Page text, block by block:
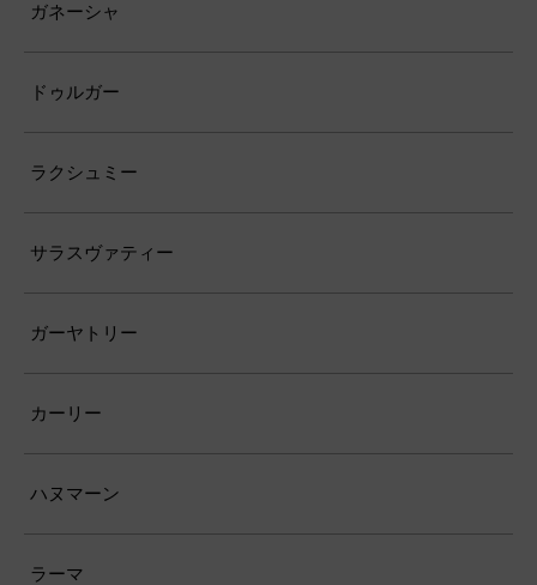
ガネーシャ
ドゥルガー
ラクシュミー
サラスヴァティー
ガーヤトリー
カーリー
ハヌマーン
ラーマ